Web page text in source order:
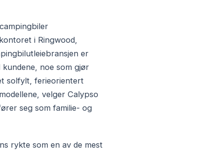
i Ringwood,
er
noe som gjør
solfylt, ferieorientert
velger Calypso
seg som familie- og
rykte som en av de mest